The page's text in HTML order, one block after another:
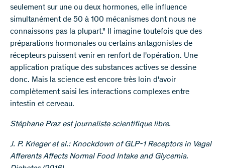
seulement sur une ou deux hormones, elle influence
simultanément de 50 à 100 mécanismes dont nous ne
connaissons pas la plupart." Il imagine toutefois que des
préparations hormonales ou certains antagonistes de
récepteurs puissent venir en renfort de l'opération. Une
application pratique des substances actives se dessine
donc. Mais la science est encore très loin d'avoir
complètement saisi les interactions complexes entre
intestin et cerveau.
Stéphane Praz est journaliste scientifique libre.
J. P. Krieger et al.: Knockdown of GLP-1 Receptors in Vagal
Afferents Affects Normal Food Intake and Glycemia.